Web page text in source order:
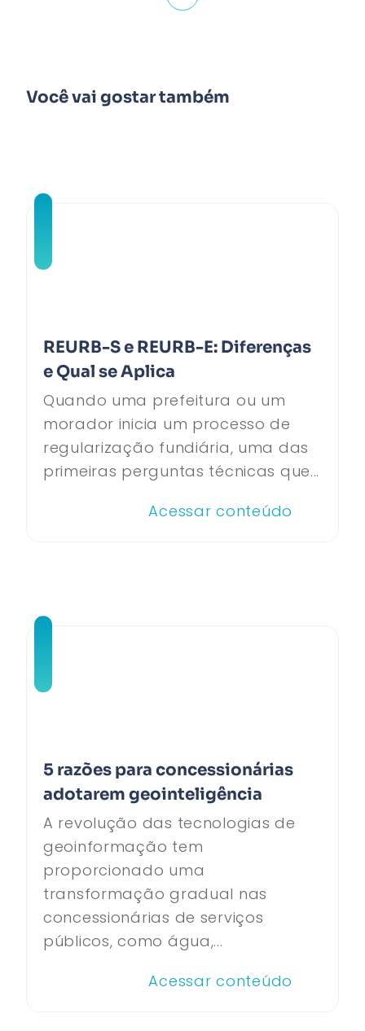
Você vai gostar também
REURB-S e REURB-E: Diferenças
e Qual se Aplica
Quando uma prefeitura ou um
morador inicia um processo de
regularização fundiária, uma das
primeiras perguntas técnicas que...
Acessar conteúdo
5 razões para concessionárias
adotarem geointeligência
A revolução das tecnologias de
geoinformação tem
proporcionado uma
transformação gradual nas
concessionárias de serviços
públicos, como água,...
Acessar conteúdo